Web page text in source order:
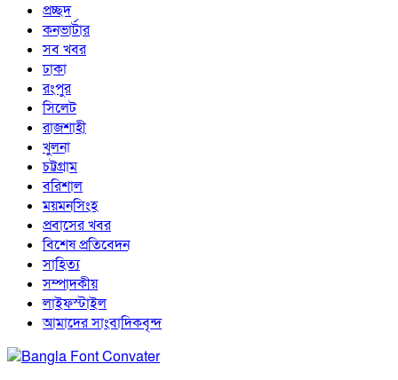
প্রচ্ছদ
কনভার্টার
সব খবর
ঢাকা
রংপুর
সিলেট
রাজশাহী
খুলনা
চট্টগ্রাম
বরিশাল
ময়মনসিংহ
প্রবাসের খবর
বিশেষ প্রতিবেদন
সাহিত্য
সম্পাদকীয়
লাইফস্টাইল
আমাদের সাংবাদিকবৃন্দ